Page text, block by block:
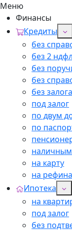
Меню
Финансы
Кредиты
без
без 2 ндфл
без
без
без залога
под залог
по двум
по
на карту
на
Ипотека
на
под залог
без